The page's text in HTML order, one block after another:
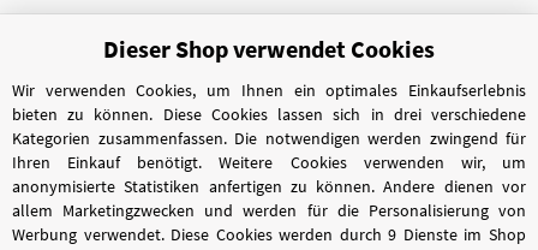
Vertrag widerrufen
Dieser Shop verwendet Cookies
Wir verwenden Cookies, um Ihnen ein optimales Einkaufserlebnis
bieten zu können. Diese Cookies lassen sich in drei verschiedene
Kategorien zusammenfassen. Die notwendigen werden zwingend für
Ihren Einkauf benötigt. Weitere Cookies verwenden wir, um
anonymisierte Statistiken anfertigen zu können. Andere dienen vor
allem Marketingzwecken und werden für die Personalisierung von
Werbung verwendet. Diese Cookies werden durch 9 Dienste im Shop